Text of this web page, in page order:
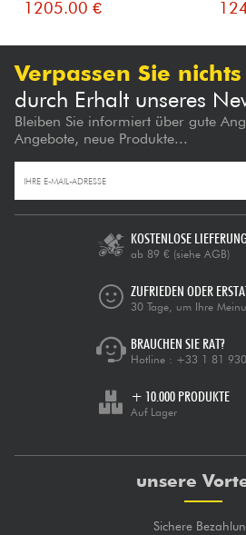
1205.00 €
Verpassen Sie nichts
durch Erhalt unseres
Bleiben Sie informiert über gute
Angebote, neue Produkte...
KOSTENLOSE
ab 89 € (siehe AGB)
ZUFRIEDEN ODER
30 Tage, um Ihre
BRAUCHEN SIE RAT?
Hotline : +33 1 81
+ 10.000 PRODUKTE
Auf Lager
unsere
Sichere